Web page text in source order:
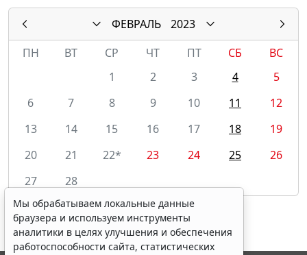
ФЕВРАЛЬ
2023
ПН
ВТ СР ЧТ ПТ СБ
ВС
1
2 3 4
5
6
7 8 9 10 11
12
13
14 15 16 17 18
19
20
21 22* 23 24 25
26
27
28
Мы обрабатываем локальные данные
браузера и используем инструменты
аналитики в целях улучшения и обеспечения
работоспособности сайта, статистических